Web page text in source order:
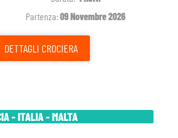
Partenza:09 Novembre 2026
DETTAGLI CROCIERA
- ITALIA - MALTA